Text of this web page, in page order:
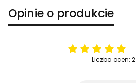
Opinie o produkcie
Liczba ocen: 2